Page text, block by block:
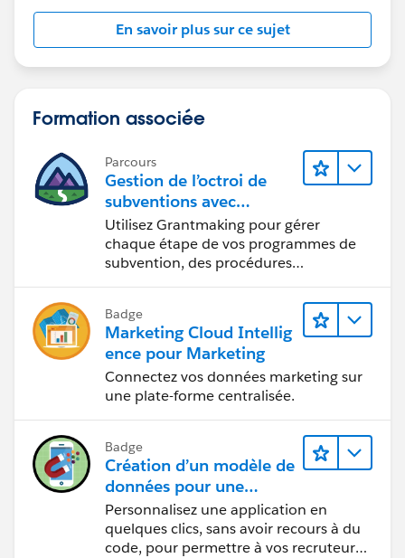
En savoir plus sur ce sujet
Formation associée
Parcours
Gestion de l’octroi de
subventions avec
Salesforce
Utilisez Grantmaking pour gérer
chaque étape de vos programmes de
subvention, des procédures
Badge
Marketing Cloud Intellig
ence pour Marketing
Connectez vos données marketing sur
une plate-forme centralisée.
Badge
Création d’un modèle de
données pour une
application de
recrutement
Personnalisez une application en
quelques clics, sans avoir recours à du
code, pour permettre à vos recruteurs